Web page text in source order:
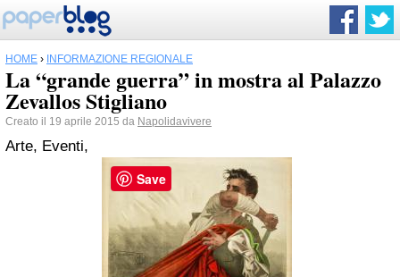
HOME › INFORMAZIONE REGIONALE
La “grande guerra” in mostra al Palazzo
Zevallos Stigliano
Creato il 19 aprile 2015 da Napolidavivere
Arte, Eventi,
Save